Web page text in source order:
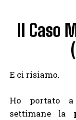
Il Caso
E ci risiamo.
Ho portato
settimane la